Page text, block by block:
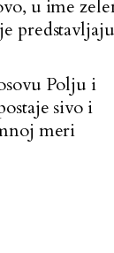
u ime
predstavljaju
Polju i
sivo i
meri